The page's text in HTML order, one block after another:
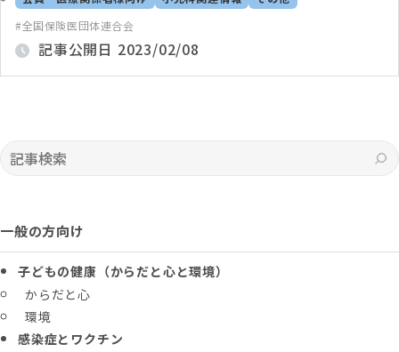
全国保険医団体連合会
記事公開日 2023/02/08
記事検索
一般の方向け
子どもの健康（からだと心と環境）
からだと心
環境
感染症とワクチン